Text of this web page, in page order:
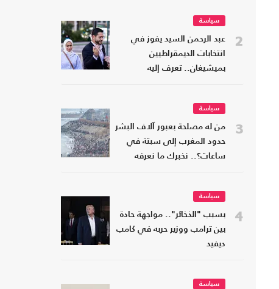
2
سياسة
عبد الرحمن السيد يفوز في
انتخابات الديمقراطيين
بميشيغان.. تعرف إليه
3
سياسة
من له مصلحة بعبور آلاف البشر
حدود المغرب إلى سبتة في
ساعات؟.. نخبرك ما نعرفه
4
سياسة
بسبب "الذخائر".. مواجهة حادة
بين ترامب ووزير حربه في كامب
ديفيد
سياسة